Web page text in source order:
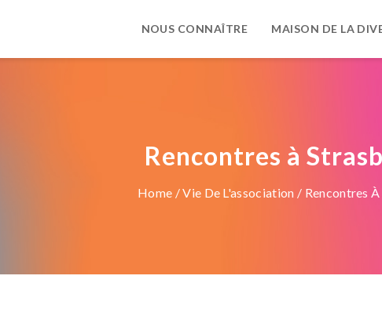
NOUS CONNAÎTRE MAISON DE LA
Rencontres à
Home /Vie De L'association / Rencontres